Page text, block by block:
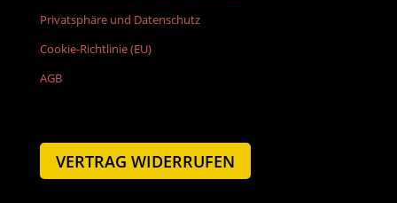
Privatsphäre und Datenschutz
Cookie-Richtlinie (EU)
AGB
VERTRAG WIDERRUFEN